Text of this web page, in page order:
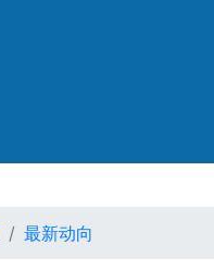
最新动向